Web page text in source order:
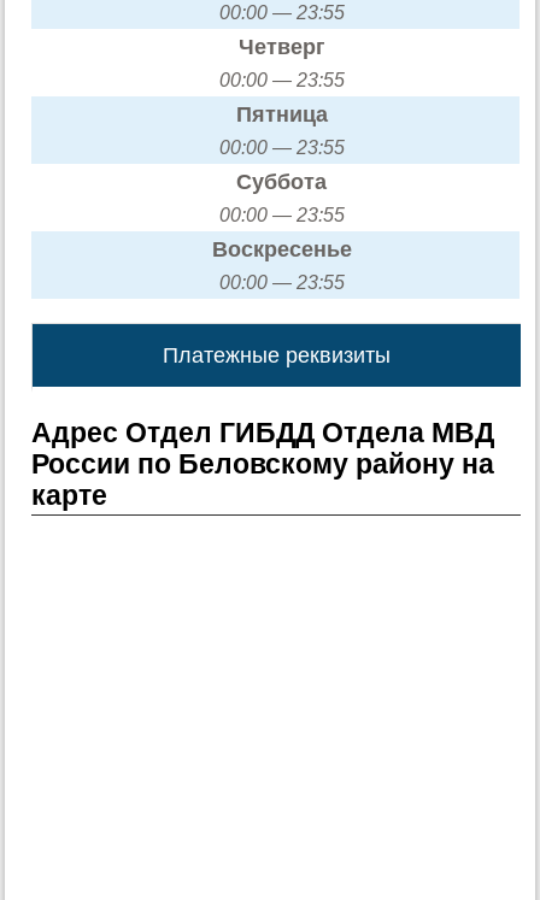
00:00 — 23:55
Четверг
00:00 — 23:55
Пятница
00:00 — 23:55
Суббота
00:00 — 23:55
Воскресенье
00:00 — 23:55
Платежные реквизиты
Адрес Отдел ГИБДД Отдела МВД
России по Беловскому району на
карте